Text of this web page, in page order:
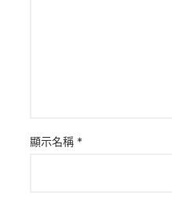
顯示名稱 *